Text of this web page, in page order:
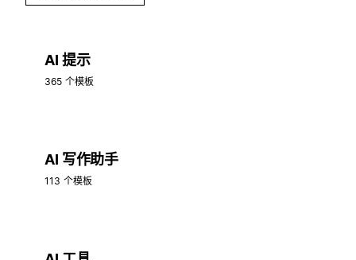
AI 提示
365 个模板
AI 写作助手
113 个模板